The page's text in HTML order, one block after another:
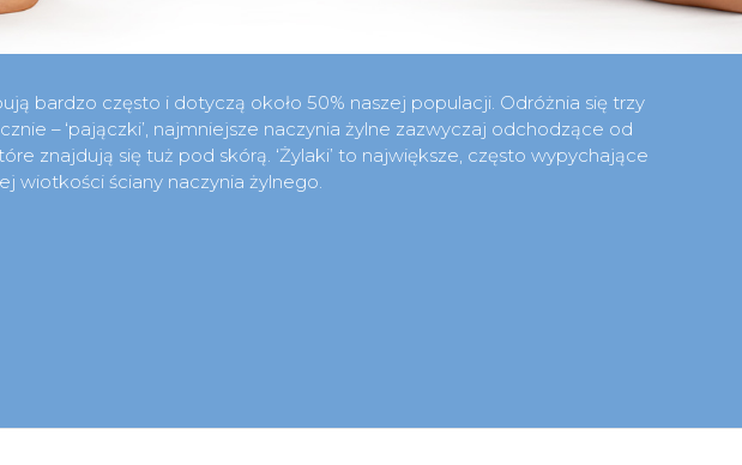
bardzo często i dotyczą około 50% naszej populacji. Odróżnia się trzy
– ‘pajączki’, najmniejsze naczynia żylne zazwyczaj odchodzące od
znajdują się tuż pod skórą. ‘Żylaki’ to największe, często wypychające
wiotkości ściany naczynia żylnego.